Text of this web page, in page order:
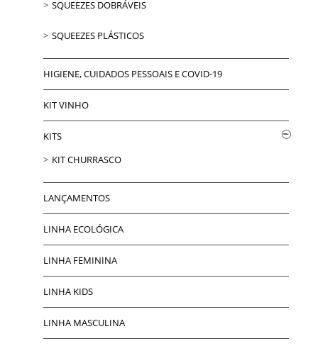
SQUEEZES DOBRÁVEIS
SQUEEZES PLÁSTICOS
HIGIENE, CUIDADOS PESSOAIS E COVID-19
KIT VINHO
KITS
KIT CHURRASCO
LANÇAMENTOS
LINHA ECOLÓGICA
LINHA FEMININA
LINHA KIDS
LINHA MASCULINA